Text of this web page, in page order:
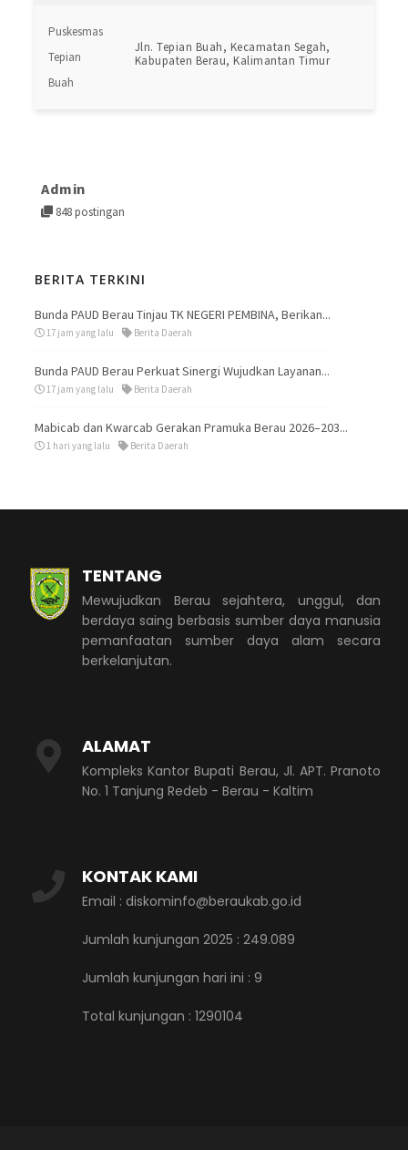
Puskesmas
Tepian
Buah
Jln. Tepian Buah, Kecamatan Segah,
Kabupaten Berau, Kalimantan Timur
Admin
848 postingan
BERITA TERKINI
Bunda PAUD Berau Tinjau TK NEGERI PEMBINA, Berikan...
17 jam yang lalu Berita Daerah
Bunda PAUD Berau Perkuat Sinergi Wujudkan Layanan...
17 jam yang lalu Berita Daerah
Mabicab dan Kwarcab Gerakan Pramuka Berau 2026–203...
1 hari yang lalu Berita Daerah
TENTANG
Mewujudkan Berau sejahtera, unggul, dan
berdaya saing berbasis sumber daya manusia
pemanfaatan sumber daya alam secara
berkelanjutan.
ALAMAT
Kompleks Kantor Bupati Berau, Jl. APT. Pranoto
No. 1 Tanjung Redeb - Berau - Kaltim
KONTAK KAMI
Email : diskominfo@beraukab.go.id
Jumlah kunjungan 2025 : 249.089
Jumlah kunjungan hari ini : 9
Total kunjungan : 1290104